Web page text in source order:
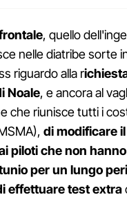
, quello
nelle diatribe sorte
riguardo alla r
Noale, e ancora al
che riunisce tutti i
di modificare
piloti che non
per un lungo
effettuare test extra